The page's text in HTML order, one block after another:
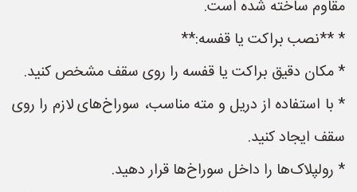
مقاوم ساخته شده است.
* **نصب براکت یا قفسه:**
* مکان دقیق براکت یا قفسه را روی سقف مشخص کنید.
* با استفاده از دریل و مته مناسب، سوراخ‌های لازم را روی
سقف ایجاد کنید.
* رولپلاک‌ها را داخل سوراخ‌ها قرار دهید.